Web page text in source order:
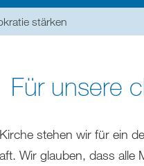
stärken
Für unsere
stehen wir für ein
Wir glauben, dass alle